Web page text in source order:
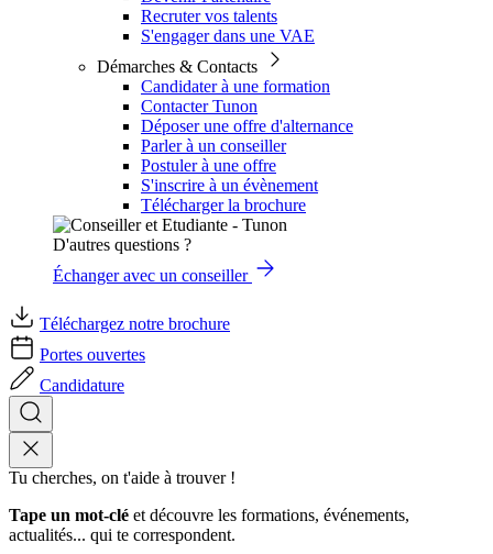
Recruter vos talents
S'engager dans une VAE
Démarches & Contacts
Candidater à une formation
Contacter Tunon
Déposer une offre d'alternance
Parler à un conseiller
Postuler à une offre
S'inscrire à un évènement
Télécharger la brochure
D'autres questions ?
Échanger avec un conseiller
Téléchargez notre brochure
Portes ouvertes
Candidature
Tu cherches, on t'aide à trouver !
Tape un mot-clé et découvre les formations, événements,
actualités... qui te correspondent.